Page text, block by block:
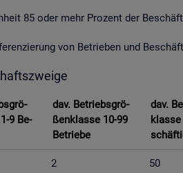
85 oder mehr Pro­zent der
von Be­trie­ben und
9 Be­
dav. Be­triebs­grö­
ßen­klas­se 10-99
Be­trie­be
dav.
2 50